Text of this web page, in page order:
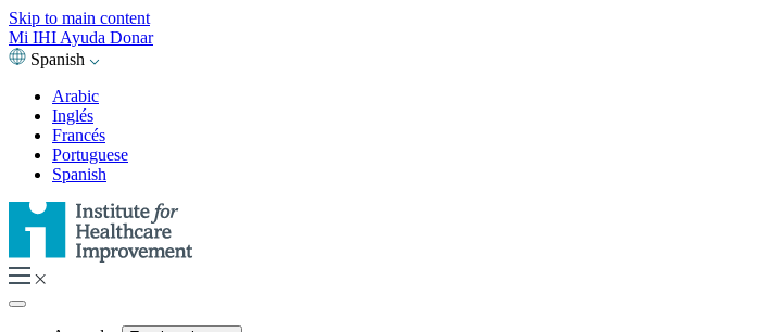
Skip to main content
Mi IHI Ayuda Donar
Spanish
Arabic
Inglés
Francés
Portuguese
Spanish